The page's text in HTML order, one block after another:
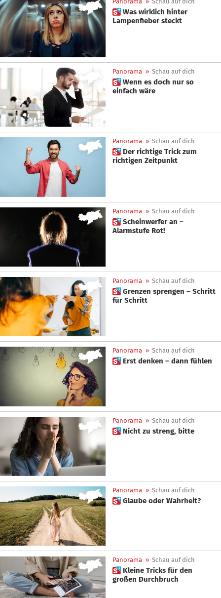
 Was wirklich hinter
Lampenfieber steckt
Panorama » Schau auf dich
 Wenn es doch nur so
einfach wäre
Panorama » Schau auf dich
 Der richtige Trick zum
richtigen Zeitpunkt
Panorama » Schau auf dich
 Scheinwerfer an –
Alarmstufe Rot!
Panorama » Schau auf dich
 Grenzen sprengen – Schritt
für Schritt
Panorama » Schau auf dich
 Erst denken – dann fühlen
Panorama » Schau auf dich
 Nicht zu streng, bitte
Panorama » Schau auf dich
 Glaube oder Wahrheit?
Panorama » Schau auf dich
 Kleine Tricks für den
großen Durchbruch